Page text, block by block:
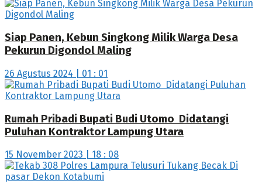
Siap Panen, Kebun Singkong Milik Warga Desa
Pekurun Digondol Maling
26 Agustus 2024 | 01 : 01
Rumah Pribadi Bupati Budi Utomo Didatangi
Puluhan Kontraktor Lampung Utara
15 November 2023 | 18 : 08